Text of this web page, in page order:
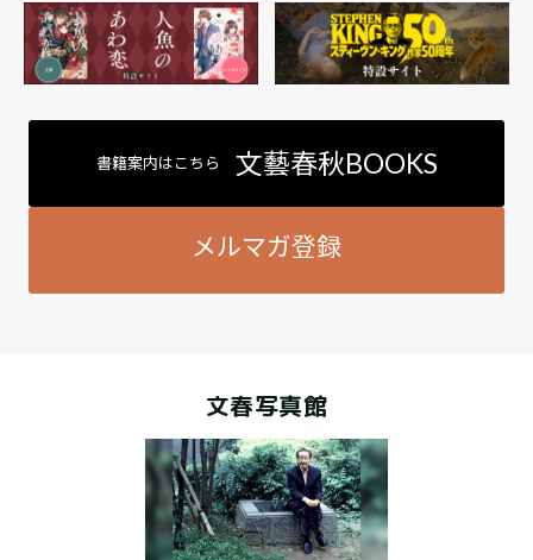
書籍案内はこちら 文藝春秋BOOKS
メルマガ登録
文春写真館